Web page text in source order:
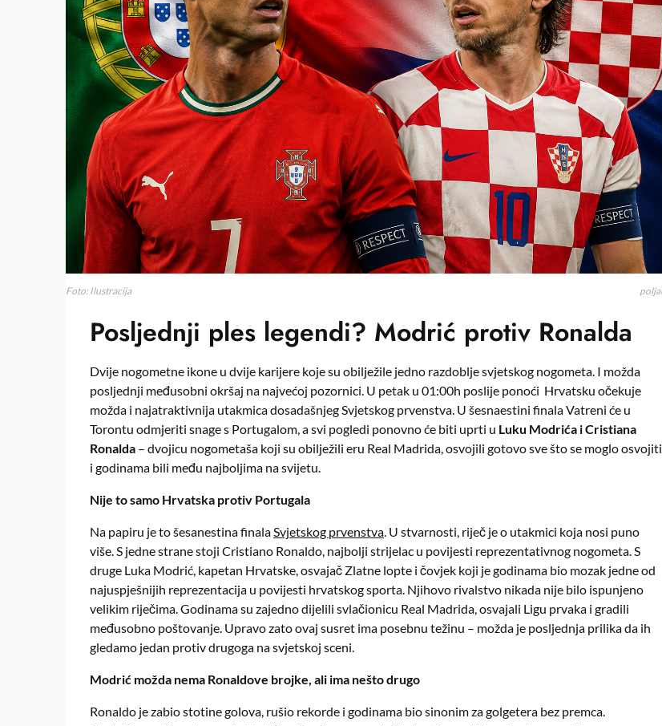
Foto: Ilustracija
Posljednji ples legendi? Modrić protiv Ronalda
Dvije nogometne ikone u dvije karijere koje su obilježile jedno razdoblje svjetskog nogometa. I možda
posljednji međusobni okršaj na najvećoj pozornici. U petak u 01:00h poslije ponoći Hrvatsku očekuje
možda i najatraktivnija utakmica dosadašnjeg Svjetskog prvenstva. U šesnaestini finala Vatreni će u
Torontu odmjeriti snage s Portugalom, a svi pogledi ponovno će biti uprti u Luku Modrića i Cristiana
Ronalda – dvojicu nogometaša koji su obilježili eru Real Madrida, osvojili gotovo sve što se moglo osvojiti
i godinama bili među najboljima na svijetu.
Nije to samo Hrvatska protiv Portugala
Na papiru je to šesanestina finalaSvjetskog prvenstva. U stvarnosti, riječ je o utakmici koja nosi puno
više. S jedne strane stoji Cristiano Ronaldo, najbolji strijelac u povijesti reprezentativnog nogometa. S
druge Luka Modrić, kapetan Hrvatske, osvajač Zlatne lopte i čovjek koji je godinama bio mozak jedne od
najuspješnijih reprezentacija u povijesti hrvatskog sporta. Njihovo rivalstvo nikada nije bilo ispunjeno
velikim riječima. Godinama su zajedno dijelili svlačionicu Real Madrida, osvajali Ligu prvaka i gradili
međusobno poštovanje. Upravo zato ovaj susret ima posebnu težinu – možda je posljednja prilika da ih
gledamo jedan protiv drugoga na svjetskoj sceni.
Modrić možda nema Ronaldove brojke, ali ima nešto drugo
Ronaldo je zabio stotine golova, rušio rekorde i godinama bio sinonim za golgetera bez premca.